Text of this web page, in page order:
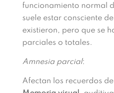
funcionamiento normal
suele estar consciente
existieron, pero que se
parciales o totales.
Amnesia parcial:
Afectan los recuerdos